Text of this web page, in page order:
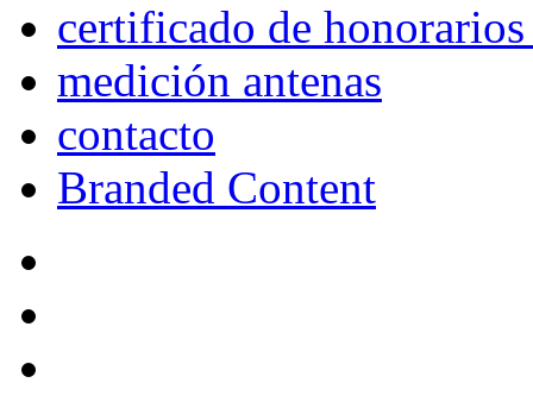
certificado de
medición antenas
contacto
Branded Content